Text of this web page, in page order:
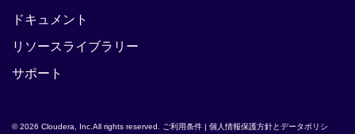
ドキュメント
リソースライブラリー
サポート
© 2026 Cloudera, Inc.All rights reserved. ご利用条件 | 個人情報保護方針とデータポリシ